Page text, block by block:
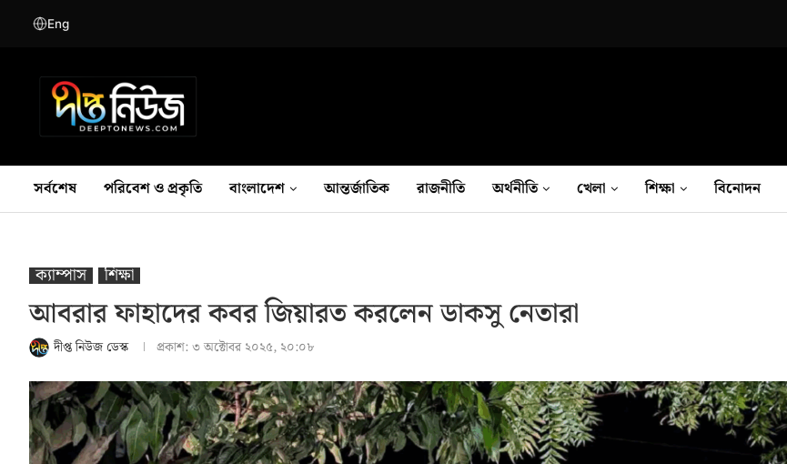
Eng
সর্বশেষ পরিবেশ ও প্রকৃতি বাংলাদেশ আন্তর্জাতিক রাজনীতি অর্থনীতি খেলা শিক্ষা বিনোদন
ক্যাম্পাস শিক্ষা
আবরার ফাহাদের কবর জিয়ারত করলেন ডাকসু নেতারা
দীপ্ত নিউজ ডেস্ক প্রকাশ:৩ অক্টোবর ২০২৫, ২০:০৮